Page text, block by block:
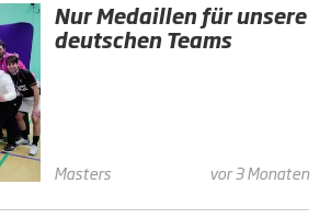
Nur Medaillen für unsere
deutschen Teams
Masters vor 3 Monaten